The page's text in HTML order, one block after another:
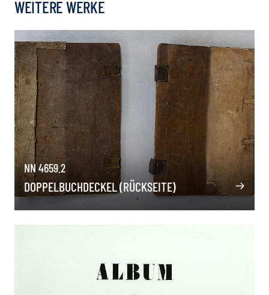
WEITERE WERKE
NN 4659.2
DOPPELBUCHDECKEL (RÜCKSEITE)